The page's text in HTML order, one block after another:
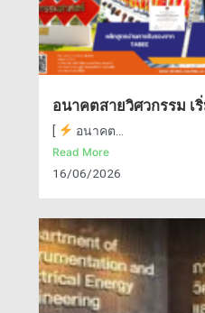
อนาคตสายวิศวกรรม เ
[ อนาคต...
Read More
16/06/2026